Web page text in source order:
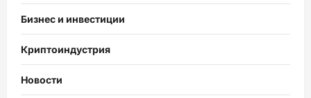
Бизнес и инвестиции
Криптоиндустрия
Новости